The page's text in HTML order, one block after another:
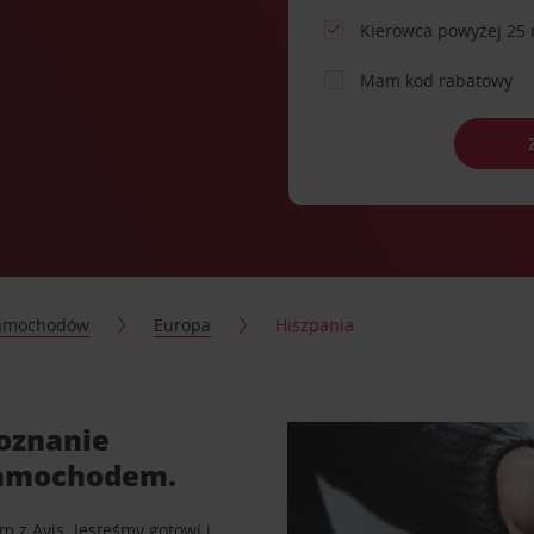
Kierowca powyżej
Mam kod rabatowy
Europa Hiszpania